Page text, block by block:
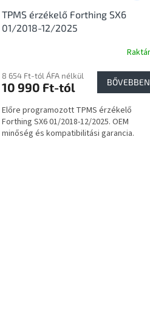
TPMS érzékelő Forthing SX6
01/2018-12/2025
8 654 Ft-tól ÁFA nélkül
10 990 Ft-tól BŐVEBBEN
Előre programozott TPMS érzékelő
Forthing SX6 01/2018-12/2025. OEM
minőség és kompatibilitási garancia.